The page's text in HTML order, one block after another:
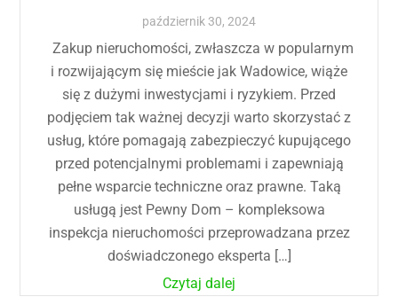
październik 30, 2024
Zakup nieruchomości, zwłaszcza w popularnym
i rozwijającym się mieście jak Wadowice, wiąże
się z dużymi inwestycjami i ryzykiem. Przed
podjęciem tak ważnej decyzji warto skorzystać z
usług, które pomagają zabezpieczyć kupującego
przed potencjalnymi problemami i zapewniają
pełne wsparcie techniczne oraz prawne. Taką
usługą jest Pewny Dom – kompleksowa
inspekcja nieruchomości przeprowadzana przez
doświadczonego eksperta […]
Czytaj dalej